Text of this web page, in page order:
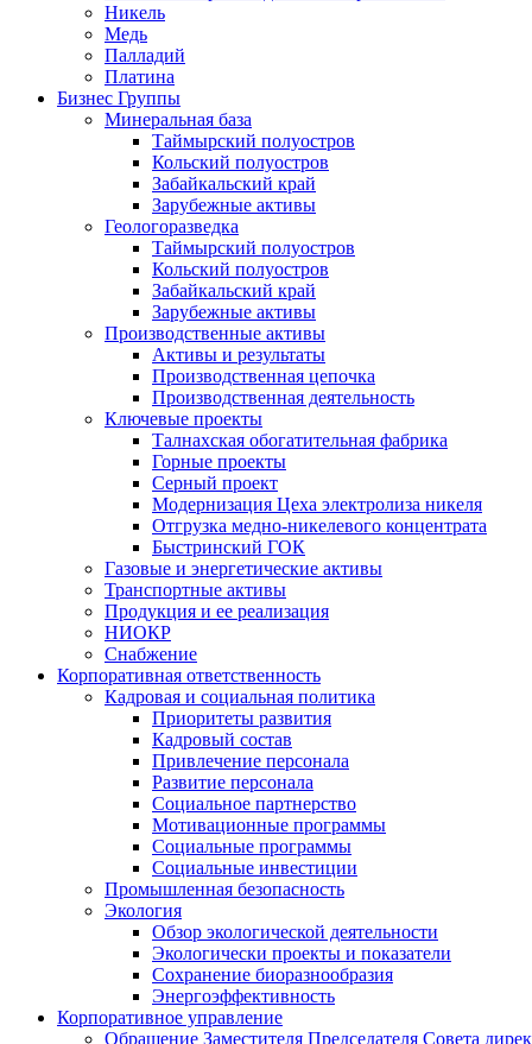
Никель
Медь
Палладий
Платина
Бизнес Группы
Минеральная база
Таймырский полуостров
Кольский полуостров
Забайкальский край
Зарубежные активы
Геологоразведка
Таймырский полуостров
Кольский полуостров
Забайкальский край
Зарубежные активы
Производственные активы
Активы и результаты
Производственная цепочка
Производственная деятельность
Ключевые проекты
Талнахская обогатительная фабрика
Горные проекты
Серный проект
Модернизация Цеха электролиза никеля
Отгрузка медно-никелевого концентрата
Быстринский ГОК
Газовые и энергетические активы
Транспортные активы
Продукция и ее реализация
НИОКР
Снабжение
Корпоративная ответственность
Кадровая и социальная политика
Приоритеты развития
Кадровый состав
Привлечение персонала
Развитие персонала
Социальное партнерство
Мотивационные программы
Социальные программы
Социальные инвестиции
Промышленная безопасность
Экология
Обзор экологической деятельности
Экологически проекты и показатели
Сохранение биоразнообразия
Энергоэффективность
Корпоративное управление
Обращение Заместителя Председателя Совета